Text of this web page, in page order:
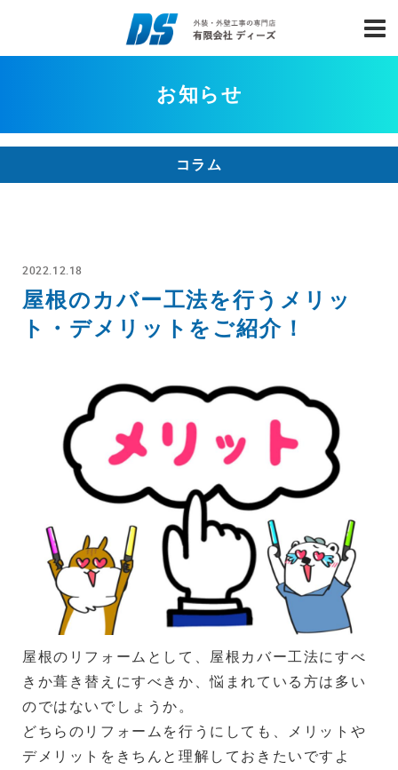
お知らせ
コラム
2022.12.18
屋根のカバー工法を行うメリッ
ト・デメリットをご紹介！
屋根のリフォームとして、屋根カバー工法にすべ
きか葺き替えにすべきか、悩まれている方は多い
のではないでしょうか。
どちらのリフォームを行うにしても、メリットや
デメリットをきちんと理解しておきたいですよ